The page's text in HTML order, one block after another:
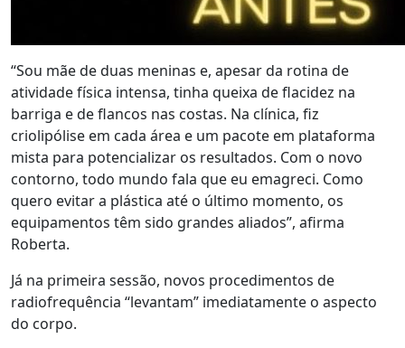
“Sou mãe de duas meninas e, apesar da rotina de
atividade física intensa, tinha queixa de flacidez na
barriga e de flancos nas costas. Na clínica, fiz
criolipólise em cada área e um pacote em plataforma
mista para potencializar os resultados. Com o novo
contorno, todo mundo fala que eu emagreci. Como
quero evitar a plástica até o último momento, os
equipamentos têm sido grandes aliados”, afirma
Roberta.
Já na primeira sessão, novos procedimentos de
radiofrequência “levantam” imediatamente o aspecto
do corpo.